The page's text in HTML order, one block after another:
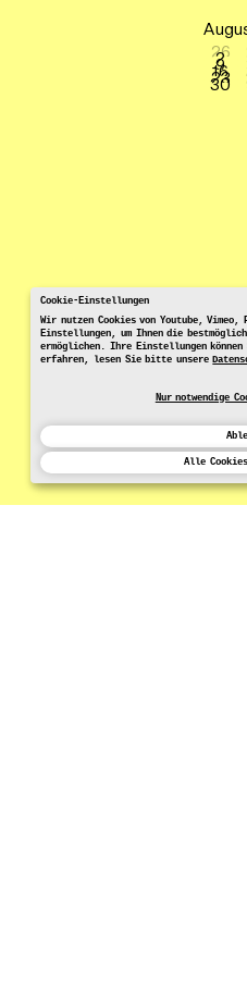
Cookie-Einstellungen
Wir nutzen Cookies von Youtube, Vimeo,
Einstellungen, um Ihnen die
ermöglichen. Ihre Einstellungen können
erfahren, lesen Sie bitte unsere
Nur notwendige
Alle
26
2
9
16
23
30